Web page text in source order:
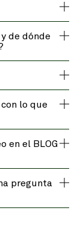
de dónde
lo que
en el BLOG
pregunta